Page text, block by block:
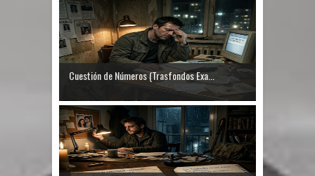
Cuestión de Números (Trasfondos Exa...